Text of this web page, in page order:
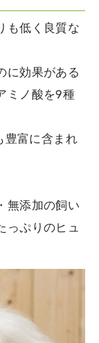
も低く良質な
に効果がある
ミノ酸を9種
豊富に含まれ
無添加の飼い
っぷりのヒュ